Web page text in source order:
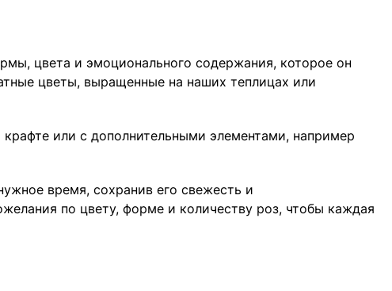
цвета и эмоционального содержания, которое он
цветы, выращенные на наших теплицах или
или с дополнительными элементами, например
время, сохранив его свежесть и
по цвету, форме и количеству роз, чтобы каждая